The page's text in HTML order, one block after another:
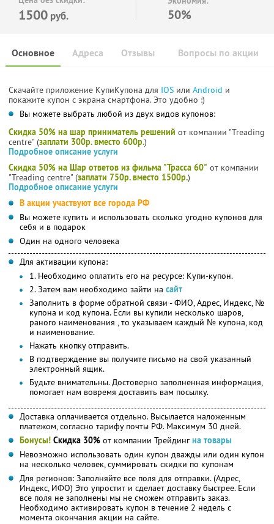
1500 руб. 50%
Основное Отзывы Вопросы по акции
Адреса
Скачайте приложение КупиКупона для IOS или Android и
покажите купон с экрана смартфона. Это удобно :)
Вы можете выбрать любой из двух видов купонов:
Скидка 50% на шар приниматель решений от компании "Treading
centre" (заплати 300р. вместо 600р.)
Подробное описание услуги
Скидка 50% на Шар ответов из фильма "Трасса 60" от компании
"Treading centre" (заплати 750р. вместо 1500р.)
Подробное описание услуги
В акции участвуют все города РФ
Вы можете купить и использовать сколько угодно купонов для
себя и в подарок
Один на одного человека
Для активации купона:
1. Необходимо оплатить его на ресурсе: Купи-купон.
2. Затем вам необходимо зайти на сайт
Заполнить в форме обратной связи - ФИО, Адрес, Индекс, №
купона и код купона. Если вы купили несколько шаров,
раного наименования , то указываем каждый № купона, код
и наименование.
Нажать кнопку отправить.
В подтверждение вы получите письмо на свой указанный
электронный ящик.
Будьте внимательны. Достоверно заполненная информация,
помогает нам вовремя доставить вам посылку.
Доставка оплачивается отдельно. Высылается наложенным
платежом, согласно тарифу почты РФ. Максимум 30 дней.
Бонусы! Скидка 30% от компании Трейдингна товары
Невозможно использовать один купон дважды или один купон
на несколько человек, суммировать скидки по купонам
Для регионов: Заполняйте все поля для отправки. (Адрес,
Индекс, ИФО) Это упростит и сделает доставку быстрее. Если
все поля не заполнены мы не сможем отправить заказ.
Необходимо активировать купон в течение 2 недель с
момента окончания акции на сайте.